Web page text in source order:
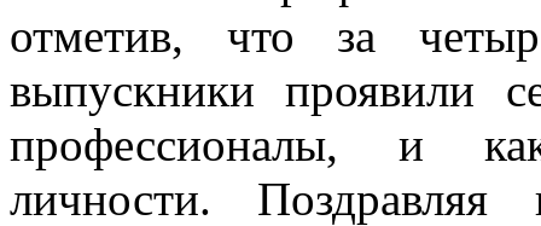
отметив, что за
выпускники проявили
профессионалы, и
личности. Поздравляя